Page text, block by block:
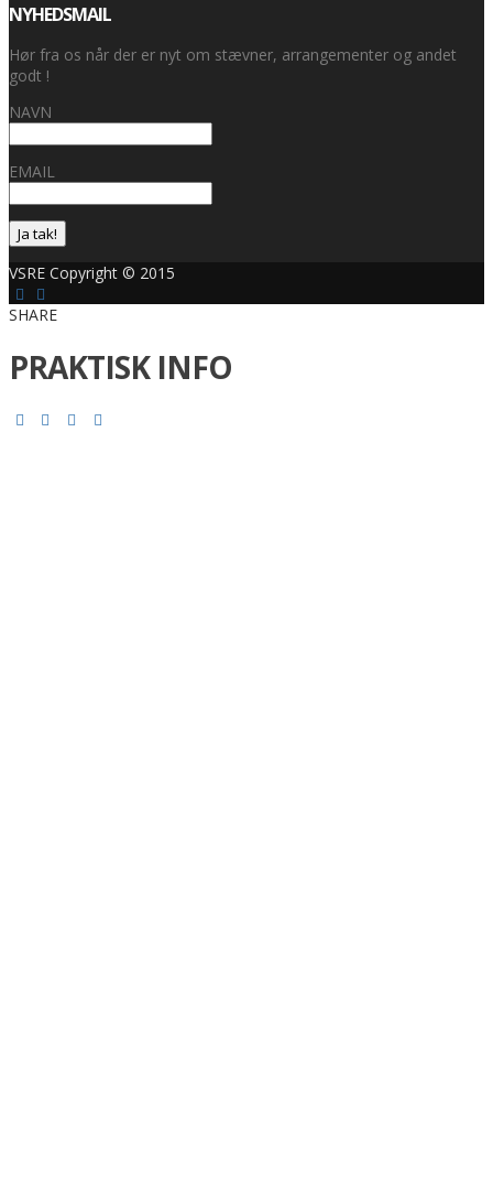
NYHEDSMAIL
Hør fra os når der er nyt om stævner, arrangementer og andet
godt !
NAVN
EMAIL
Ja tak!
VSRE Copyright © 2015
SHARE
PRAKTISK INFO